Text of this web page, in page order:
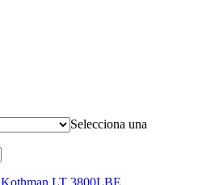
Selecciona una